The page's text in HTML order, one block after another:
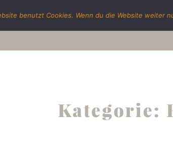
Kategorie:
benutzt Cookies. Wenn du die Website weiter